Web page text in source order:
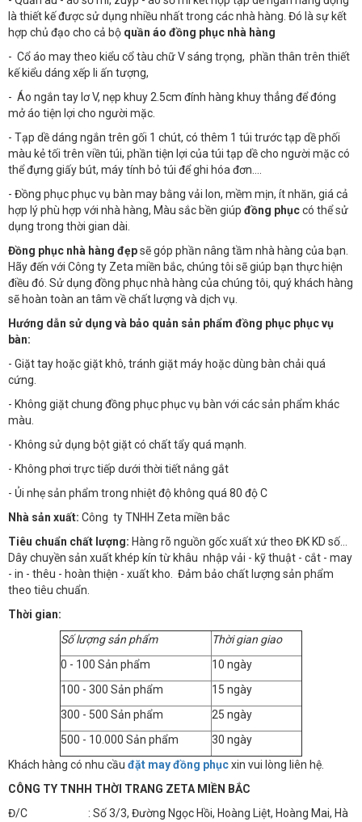
là thiết kế được sử dụng nhiều nhất trong các nhà hàng. Đó là sự kết
hợp chủ đạo cho cả bộ quần áo đồng phục nhà hàng
- Cổ áo may theo kiểu cổ tàu chữ V sáng trọng, phần thân trên thiết
kế kiểu dáng xếp li ấn tượng,
- Áo ngắn tay lơ V, nẹp khuy 2.5cm đính hàng khuy thẳng để đóng
mở áo tiện lợi cho người mặc.
- Tạp dề dáng ngắn trên gối 1 chút, có thêm 1 túi trước tạp dề phối
màu kẻ tối trên viền túi, phần tiện lợi của túi tạp dề cho người mặc có
thể đựng giấy bút, máy tính bỏ túi để ghi hóa đơn….
- Đồng phục phục vụ bàn may bằng vải lon, mềm mịn, ít nhăn, giá cả
hợp lý phù hợp với nhà hàng, Màu sắc bền giúp đồng phụccó thể sử
dụng trong thời gian dài.
Đồng phục nhà hàng đẹpsẽ góp phần nâng tầm nhà hàng của bạn.
Hãy đến với Công ty Zeta miền bắc, chúng tôi sẽ giúp bạn thực hiện
điều đó. Sử dụng đồng phục nhà hàng của chúng tôi, quý khách hàng
sẽ hoàn toàn an tâm về chất lượng và dịch vụ.
Hướng dẫn sử dụng và bảo quản sản phẩm đồng phục phục vụ
bàn:
- Giặt tay hoặc giặt khô, tránh giặt máy hoặc dùng bàn chải quá
cứng.
- Không giặt chung đồng phục phục vụ bàn với các sản phẩm khác
màu.
- Không sử dụng bột giặt có chất tẩy quá mạnh.
- Không phơi trực tiếp dưới thời tiết nắng gắt
- Ủi nhẹ sản phẩm trong nhiệt độ không quá 80 độ C
Nhà sản xuất: Công ty TNHH Zeta miền bắc
Tiêu chuẩn chất lượng: Hàng rõ nguồn gốc xuất xứ theo ĐK KD số…
Dây chuyền sản xuất khép kín từ khâu nhập vải - kỹ thuật - cắt - may
- in - thêu - hoàn thiện - xuất kho. Đảm bảo chất lượng sản phẩm
theo tiêu chuẩn.
Thời gian:
Số lượng sản phẩm
Thời gian giao
0 - 100 Sản phẩm
10 ngày
100 - 300 Sản phẩm
15 ngày
300 - 500 Sản phẩm
25 ngày
500 - 10.000 Sản phẩm
30 ngày
Khách hàng có nhu cầu đặt may đồng phụcxin vui lòng liên hệ.
CÔNG TY TNHH THỜI TRANG ZETA MIỀN BẮC
Đ/C : Số 3/3, Đường Ngọc Hồi, Hoàng Liệt, Hoàng Mai, Hà